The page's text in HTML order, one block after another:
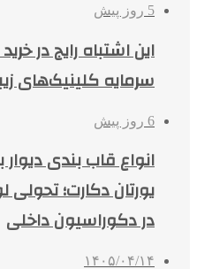
5 روز پیش
این اشتباه رایج در
سرمایه کلینیک‌های
6 روز پیش
انواع قاب بندی
یورتان دکارت؛
در دکوراسیون داخلی
۱۴۰۵/۰۴/۱۴